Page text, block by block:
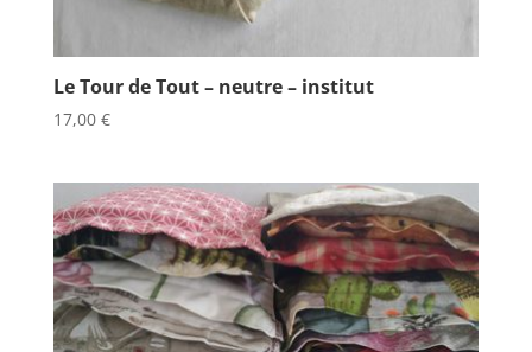
Le Tour de Tout – neutre – institut
17,00 €